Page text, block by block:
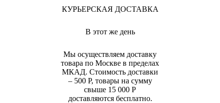
КУРЬЕРСКАЯ ДОСТАВКА
В этот же день
Мы осуществляем доставку
товара по Москве в пределах
МКАД. Стоимость доставки
– 500 Р, товары на сумму
свыше 15 000 Р
доставляются бесплатно.